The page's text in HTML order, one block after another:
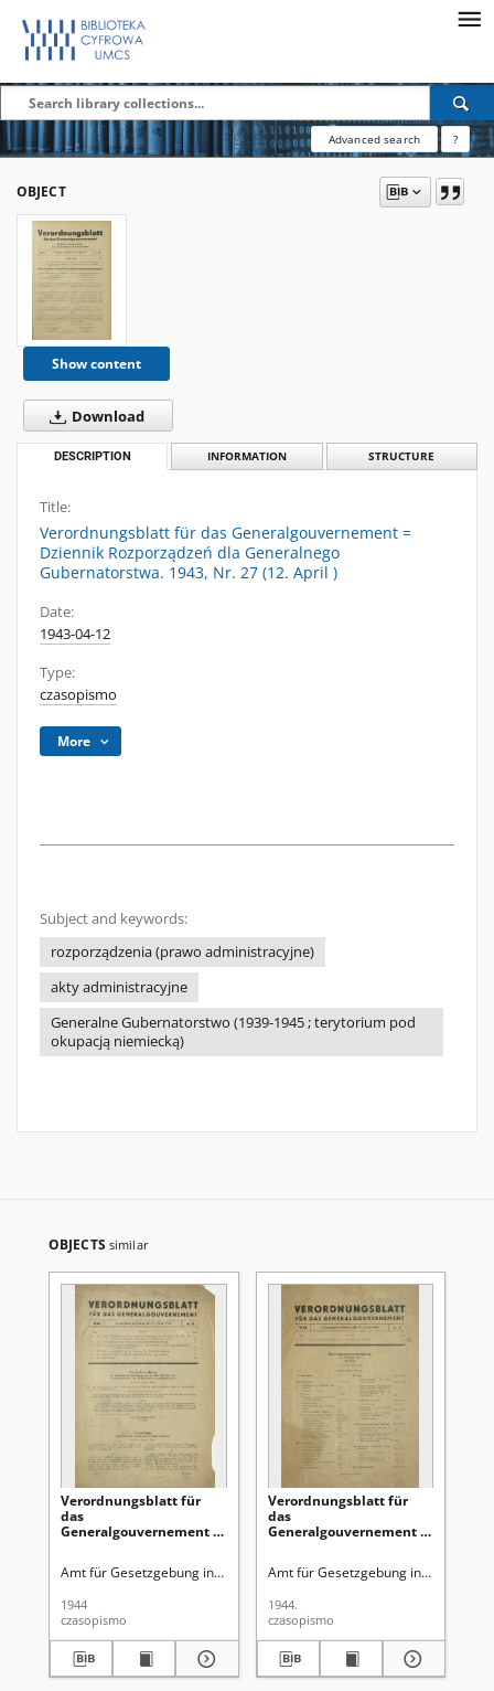
Advanced search ?
OBJECT
Show content
Download
DESCRIPTION INFORMATION STRUCTURE
Title:
Verordnungsblatt für das Generalgouvernement =
Dziennik Rozporządzeń dla Generalnego
Gubernatorstwa. 1943, Nr. 27 (12. April )
Date:
1943-04-12
Type:
czasopismo
More
Subject and keywords:
rozporządzenia (prawo administracyjne)
akty administracyjne
Generalne Gubernatorstwo (1939-1945 ; terytorium pod
okupacją niemiecką)
OBJECTS similar
Verordnungsblatt für
das
Generalgouvernement /
Regierung des
1944, Nr 3 (31 Januar)
Amt für Gesetzgebung in der Regierung des Generalgouverneurs
1944
czasopismo
Verordnungsblatt für
das
Generalgouvernement /
Regierung des
1944, Nr 2 (27 Januar)
Amt für Gesetzgebung in der
1944.
czasopismo